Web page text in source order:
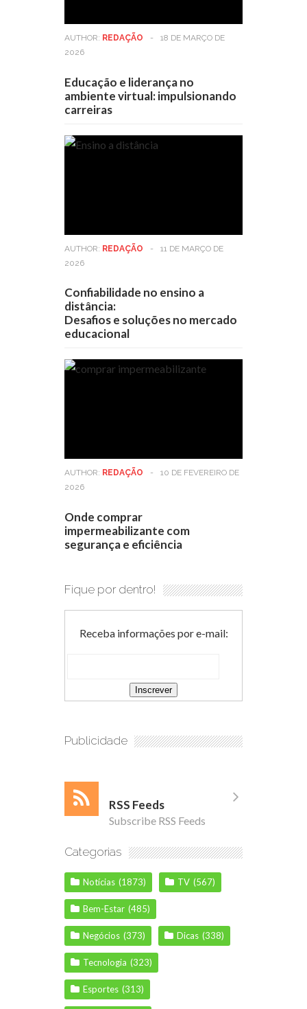
AUTHOR: REDAÇÃO -
18 DE MARÇO DE
2026
Educação e liderança no
ambiente virtual: impulsionando
carreiras
AUTHOR: REDAÇÃO -
11 DE MARÇO DE
2026
Confiabilidade no ensino a
distância:
Desafios e soluções no mercado
educacional
AUTHOR: REDAÇÃO -
10 DE FEVEREIRO DE
2026
Onde comprar
impermeabilizante com
segurança e eficiência
Fique por dentro!
Receba informações por e-mail:
Publicidade
RSS Feeds
Subscribe RSS Feeds
Categorias
Notícias (1873) TV (567)
Bem-Estar (485)
Negócios (373) Dicas (338)
Tecnologia (323)
Esportes (313)